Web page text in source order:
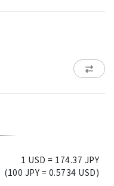
1 USD = 174.37 JPY
(100 JPY = 0.5734 USD)